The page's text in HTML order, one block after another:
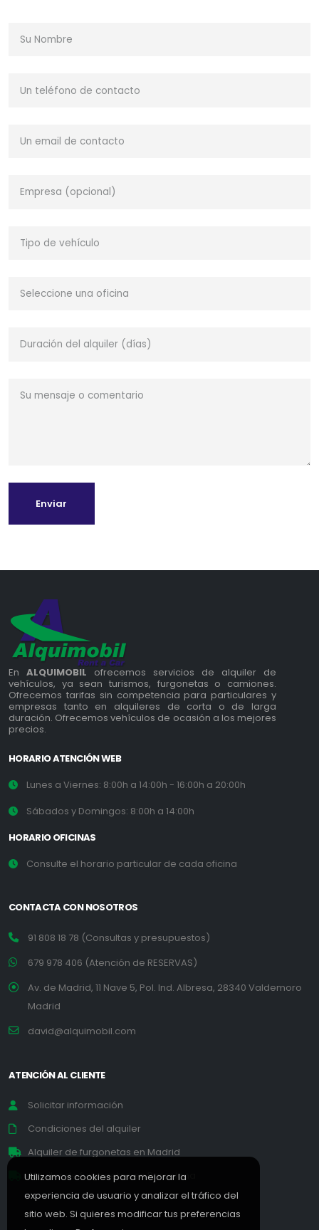
Enviar
En ALQUIMOBIL ofrecemos servicios de alquiler de
vehículos, ya sean turismos, furgonetas o camiones.
Ofrecemos tarifas sin competencia para particulares y
empresas tanto en alquileres de corta o de larga
duración. Ofrecemos vehículos de ocasión a los mejores
precios.
HORARIO ATENCIÓN WEB
Lunes a Viernes: 8:00h a 14:00h - 16:00h a 20:00h
Sábados y Domingos: 8:00h a 14:00h
HORARIO OFICINAS
Consulte el horario particular de cada oficina
CONTACTA CON NOSOTROS
91 808 18 78 (Consultas y presupuestos)
679 978 406 (Atención de RESERVAS)
Av. de Madrid, 11 Nave 5, Pol. Ind. Albresa, 28340 Valdemoro
Madrid
david@alquimobil.com
ATENCIÓN AL CLIENTE
Solicitar información
Condiciones del alquiler
Alquiler de furgonetas en Madrid
Alquiler de furgonetas en Barcelona
Utilizamos cookies para mejorar la
experiencia de usuario y analizar el tráfico del
sitio web. Si quieres modificar tus preferencias